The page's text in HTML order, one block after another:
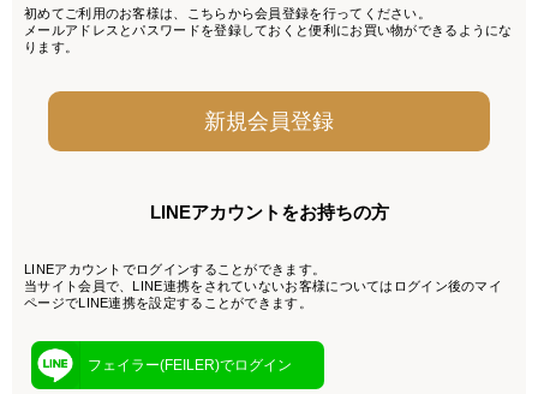
初めてご利用のお客様は、こちらから会員登録を行ってください。
メールアドレスとパスワードを登録しておくと便利にお買い物ができるようにな
ります。
LINEアカウントをお持ちの方
LINEアカウントでログインすることができます。
当サイト会員で、LINE連携をされていないお客様についてはログイン後のマイ
ページでLINE連携を設定することができます。
フェイラー(FEILER)でログイン